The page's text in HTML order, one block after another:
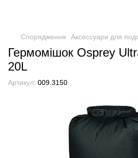
Спорядження Аксессуари для
Гермомішок Osprey
20L
Артикул: 009.3150